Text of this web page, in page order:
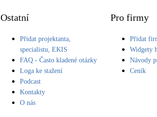
Ostatní
Přidat projektanta,
specialistu, EKIS
FAQ - Často kladené otázky
Loga ke stažení
Podcast
Kontakty
O nás
Pro firmy
Přidat
Widgety
Návody
Ceník